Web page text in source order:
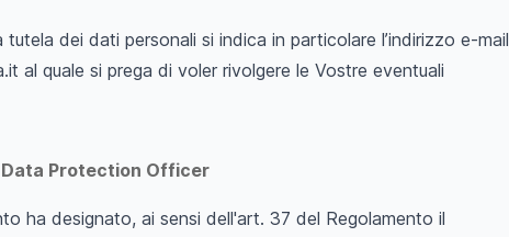
dei dati personali si indica in particolare l’indirizzo e-mail
al quale si prega di voler rivolgere le Vostre eventuali
Data Protection Officer
ha designato, ai sensi dell'art. 37 del Regolamento il